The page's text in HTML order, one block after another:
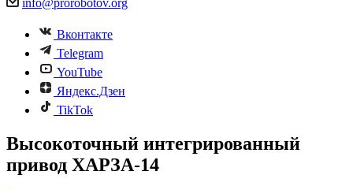
info@prorobotov.org
Вконтакте
Telegram
YouTube
Яндекс.Дзен
TikTok
Высокоточный интегрированный
привод ХАРЗА-14